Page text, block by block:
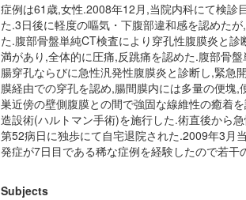
症例は61歳,女性.2008年12月,当院内科にて検診
た.3日後に軽度の嘔気・下腹部違和感を認めた
た.腹部骨盤単純CT検査により穿孔性腹膜炎と
満があり,全体的に圧痛,反跳痛を認めた.腹部骨
腸穿孔ならびに急性汎発性腹膜炎と診断し,緊急
膜経由での穿孔を認め,腸間膜内には多量の便塊
巣近傍の壁側腹膜との間で強固な線維性の癒着
造設術(ハルトマン手術)を施行した.術直後から
第52病日に独歩にて自宅退院された.2009年3月
発症が7日目である稀な症例を経験したので若干
Subjects